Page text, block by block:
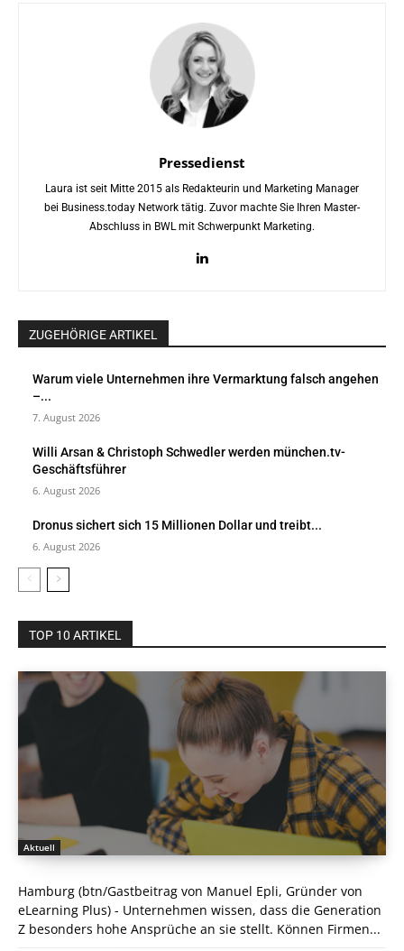
Pressedienst
Laura ist seit Mitte 2015 als Redakteurin und Marketing Manager
bei Business.today Network tätig. Zuvor machte Sie Ihren Master-
Abschluss in BWL mit Schwerpunkt Marketing.
ZUGEHÖRIGE ARTIKEL
Warum viele Unternehmen ihre Vermarktung falsch angehen
–...
7. August 2026
Willi Arsan & Christoph Schwedler werden münchen.tv-
Geschäftsführer
6. August 2026
Dronus sichert sich 15 Millionen Dollar und treibt...
6. August 2026
TOP 10 ARTIKEL
Aktuell
Hamburg (btn/Gastbeitrag von Manuel Epli, Gründer von
eLearning Plus) - Unternehmen wissen, dass die Generation
Z besonders hohe Ansprüche an sie stellt. Können Firmen...